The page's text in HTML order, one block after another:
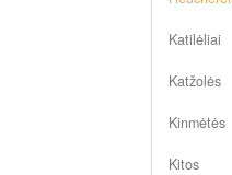
Katilėliai
Katžolės
Kinmėtės
Kitos